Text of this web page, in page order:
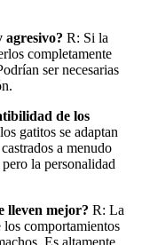
agresivo? R: Si la
completamente
ser necesarias
de los
gatitos se adaptan
a menudo
la personalidad
lleven mejor? R: La
comportamientos
Es altamente